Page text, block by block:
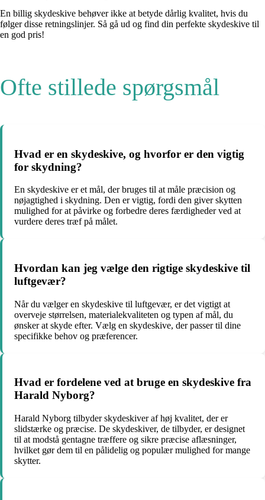
En billig skydeskive behøver ikke at betyde dårlig kvalitet, hvis du
følger disse retningslinjer. Så gå ud og find din perfekte skydeskive til
en god pris!
Ofte stillede spørgsmål
Hvad er en skydeskive, og hvorfor er den vigtig
for skydning?
En skydeskive er et mål, der bruges til at måle præcision og
nøjagtighed i skydning. Den er vigtig, fordi den giver skytten
mulighed for at påvirke og forbedre deres færdigheder ved at
vurdere deres træf på målet.
Hvordan kan jeg vælge den rigtige skydeskive til
luftgevær?
Når du vælger en skydeskive til luftgevær, er det vigtigt at
overveje størrelsen, materialekvaliteten og typen af mål, du
ønsker at skyde efter. Vælg en skydeskive, der passer til dine
specifikke behov og præferencer.
Hvad er fordelene ved at bruge en skydeskive fra
Harald Nyborg?
Harald Nyborg tilbyder skydeskiver af høj kvalitet, der er
slidstærke og præcise. De skydeskiver, de tilbyder, er designet
til at modstå gentagne træffere og sikre præcise aflæsninger,
hvilket gør dem til en pålidelig og populær mulighed for mange
skytter.